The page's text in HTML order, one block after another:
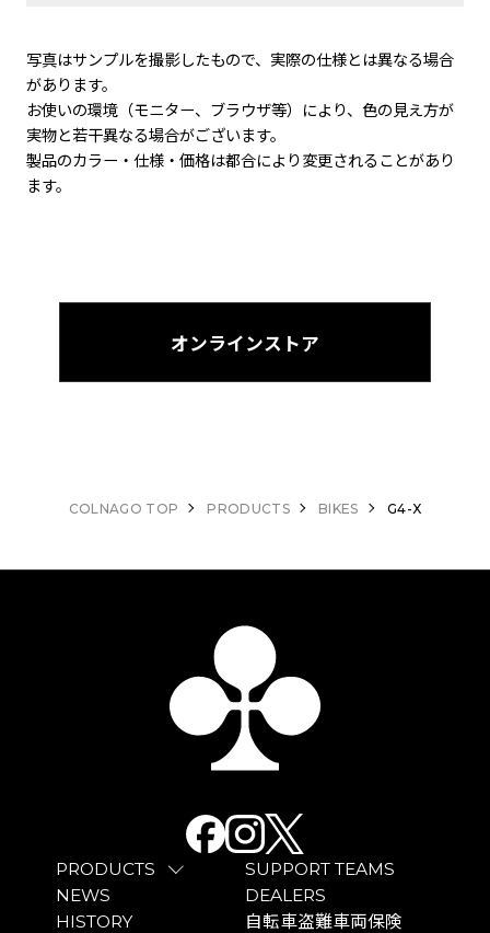
写真はサンプルを撮影したもので、実際の仕様とは異なる場合
があります。
お使いの環境（モニター、ブラウザ等）により、色の見え方が
実物と若干異なる場合がございます。
製品のカラー・仕様・価格は都合により変更されることがあり
ます。
オンラインストア
COLNAGO TOP PRODUCTS BIKES G4-X
PRODUCTS
NEWS
HISTORY
SUPPORT TEAMS
DEALERS
自転車盗難車両保険